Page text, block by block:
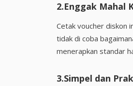
2.Enggak Mahal
Cetak voucher diskon
tidak di coba
menerapkan standar
3.Simpel dan